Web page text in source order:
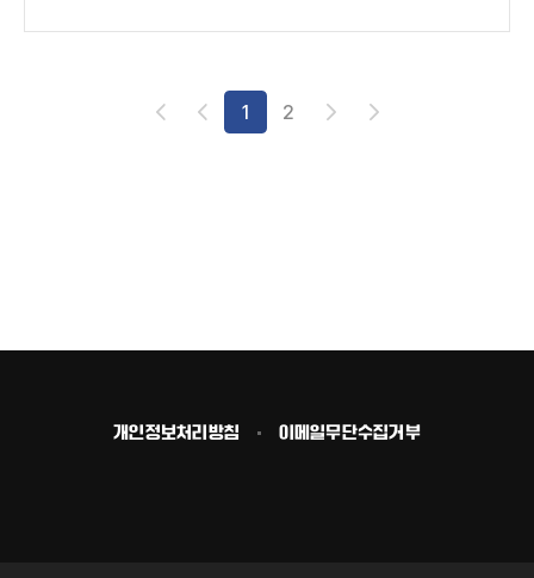
1 2
개인정보처리방침 이메일무단수집거부